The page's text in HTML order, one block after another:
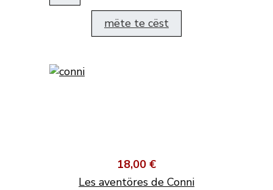
mëte te cëst
18,00 €
Les aventöres de Conni